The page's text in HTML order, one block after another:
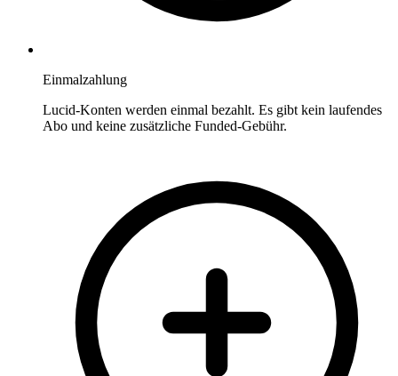
Einmalzahlung
Lucid-Konten werden einmal bezahlt. Es gibt kein laufendes
Abo und keine zusätzliche Funded-Gebühr.